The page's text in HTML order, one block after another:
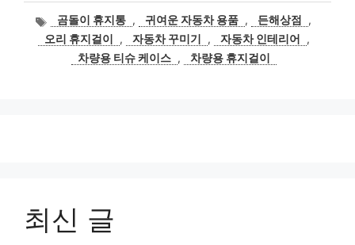
태
그
곰돌이 휴지통 , 귀여운 자동차 용품 , 든해상점
,
오리 휴지걸이
, 자동차 꾸미기 , 자동차 인테리어
,
차량용 티슈 케이스 , 차량용 휴지걸이
최신 글